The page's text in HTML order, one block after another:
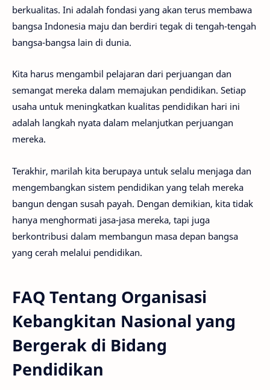
berkualitas. Ini adalah fondasi yang akan terus membawa
bangsa Indonesia maju dan berdiri tegak di tengah-tengah
bangsa-bangsa lain di dunia.
Kita harus mengambil pelajaran dari perjuangan dan
semangat mereka dalam memajukan pendidikan. Setiap
usaha untuk meningkatkan kualitas pendidikan hari ini
adalah langkah nyata dalam melanjutkan perjuangan
mereka.
Terakhir, marilah kita berupaya untuk selalu menjaga dan
mengembangkan sistem pendidikan yang telah mereka
bangun dengan susah payah. Dengan demikian, kita tidak
hanya menghormati jasa-jasa mereka, tapi juga
berkontribusi dalam membangun masa depan bangsa
yang cerah melalui pendidikan.
FAQ Tentang Organisasi
Kebangkitan Nasional yang
Bergerak di Bidang
Pendidikan